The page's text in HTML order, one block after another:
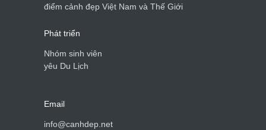
điểm cảnh đẹp Việt Nam và Thế Giới
Phát triển
Nhóm sinh viên
yêu Du Lịch
Email
info@canhdep.net